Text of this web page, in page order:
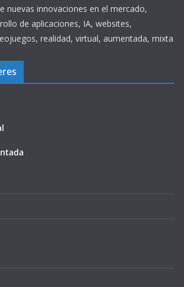
nuevas innovaciones en el mercado,
de aplicaciones, IA, websites,
realidad, virtual, aumentada, mixta